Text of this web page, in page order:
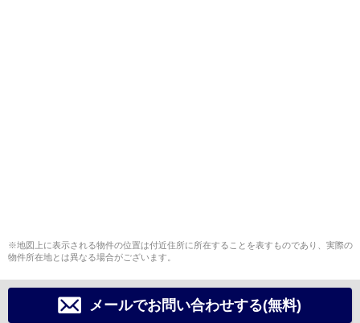
※地図上に表示される物件の位置は付近住所に所在することを表すものであり、実際の
物件所在地とは異なる場合がございます。
メールでお問い合わせする(無料)